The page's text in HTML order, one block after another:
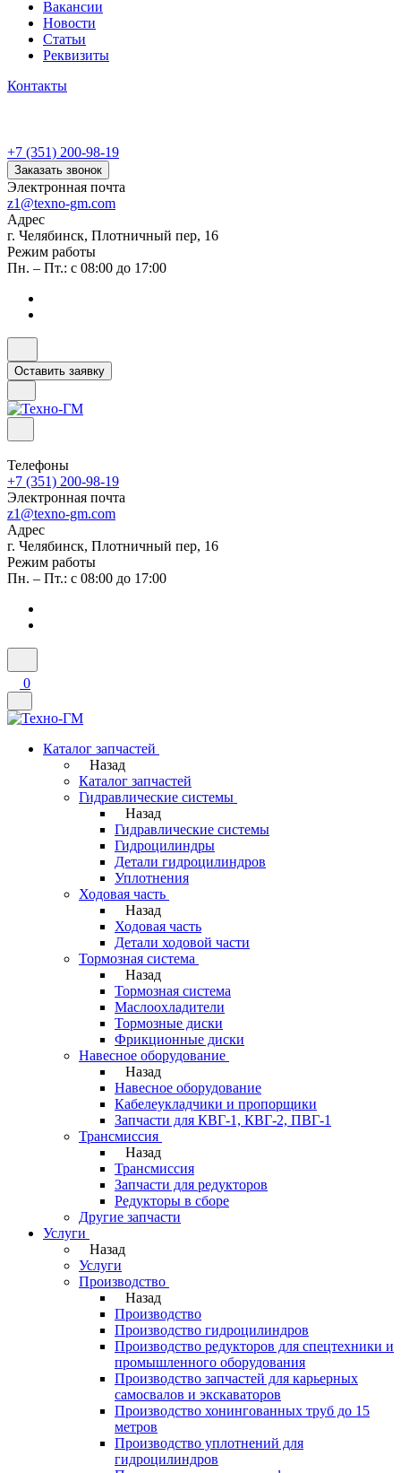
Вакансии
Новости
Статьи
Реквизиты
Контакты
+7 (351) 200-98-19
Заказать звонок
Электронная почта
z1@texno-gm.com
Адрес
г. Челябинск, Плотничный пер, 16
Режим работы
Пн. – Пт.: с 08:00 до 17:00
Оставить заявку
Телефоны
+7 (351) 200-98-19
Электронная почта
z1@texno-gm.com
Адрес
г. Челябинск, Плотничный пер, 16
Режим работы
Пн. – Пт.: с 08:00 до 17:00
0
Каталог запчастей
Назад
Каталог запчастей
Гидравлические системы
Назад
Гидравлические системы
Гидроцилиндры
Детали гидроцилиндров
Уплотнения
Ходовая часть
Назад
Ходовая часть
Детали ходовой части
Тормозная система
Назад
Тормозная система
Маслоохладители
Тормозные диски
Фрикционные диски
Навесное оборудование
Назад
Навесное оборудование
Кабелеукладчики и пропорщики
Запчасти для КВГ-1, КВГ-2, ПВГ-1
Трансмиссия
Назад
Трансмиссия
Запчасти для редукторов
Редукторы в сборе
Другие запчасти
Услуги
Назад
Услуги
Производство
Назад
Производство
Производство гидроцилиндров
Производство редукторов для спецтехники и
промышленного оборудования
Производство запчастей для карьерных
самосвалов и экскаваторов
Производство хонингованных труб до 15
метров
Производство уплотнений для
гидроцилиндров